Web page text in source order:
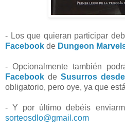
- Los que quieran participar
Facebook de Dungeon
- Opcionalmente también
Facebook de Susurros
obligatorio, pero oye, ya que
- Y por último debéis
sorteosdlo@gmail.com